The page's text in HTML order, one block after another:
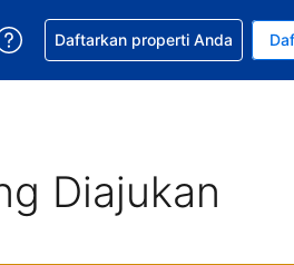
Mata uang Anda saat ini
Anda. Bahasa Anda saat ini
Dapatkan bantuan untuk
Daftarkan properti Anda
Diajukan